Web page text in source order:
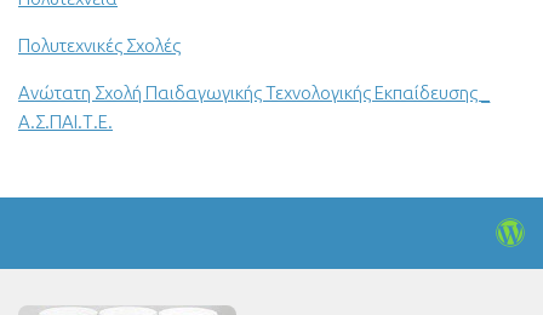
Πολυτεχνικές Σχολές
Ανώτατη Σχολή Παιδαγωγικής Τεχνολογικής Εκπαίδευσης _
Α.Σ.ΠΑΙ.Τ.Ε.